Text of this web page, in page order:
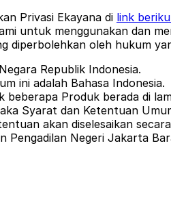
Privasi Ekayana di link
untuk menggunakan dan
diperbolehkan oleh hukum
Republik Indonesia.
ini adalah Bahasa Indonesia.
Produk berada di
Syarat dan Ketentuan
akan diselesaikan
Pengadilan Negeri Jakarta